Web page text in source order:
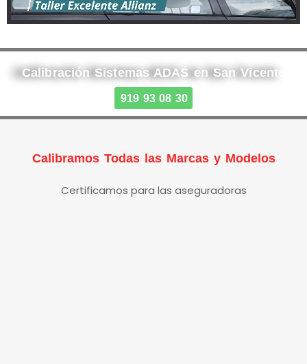
Calibración Sistemas ADAS en San Vicente
919 93 08 30
Calibramos Todas las Marcas y Modelos
Certificamos para las aseguradoras